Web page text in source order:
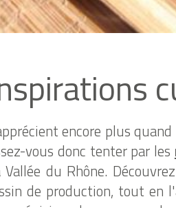
encore plus
vous donc tenter par les
du Rhône.
de production, tout en